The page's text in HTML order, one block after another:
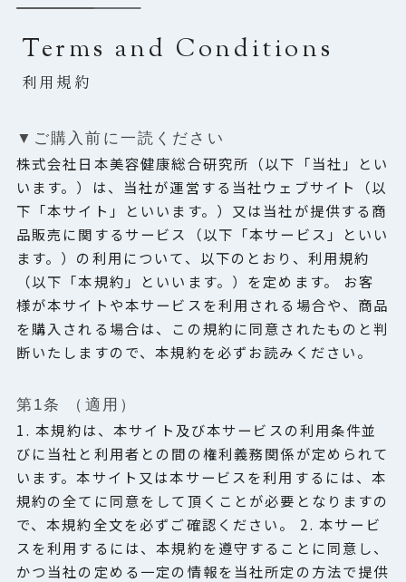
HOME
BRAND INTRODUCTION
PRODUCTS
定期便について
ご利用ガイド
FAQ
NEWS
COLUMN
Terms and Conditions
利用規約
▼ご購⼊前に⼀読ください
株式会社日本美容健康総合研究所（以下「当社」とい
います。）は、当社が運営する当社ウェブサイト（以
下「本サイト」といいます。）又は当社が提供する商
品販売に関するサービス（以下「本サービス」といい
ます。）の利用について、以下のとおり、利用規約
（以下「本規約」といいます。）を定めます。 お客
様が本サイトや本サービスを利用される場合や、商品
を購入される場合は、この規約に同意されたものと判
断いたしますので、本規約を必ずお読みください。
第1条 （適用）
1. 本規約は、本サイト及び本サービスの利用条件並
びに当社と利用者との間の権利義務関係が定められて
います。本サイト又は本サービスを利用するには、本
規約の全てに同意をして頂くことが必要となりますの
で、本規約全文を必ずご確認ください。 2. 本サービ
スを利用するには、本規約を遵守することに同意し、
かつ当社の定める一定の情報を当社所定の方法で提供